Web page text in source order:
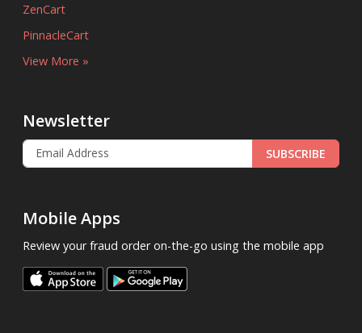
ZenCart
PinnacleCart
View More »
Newsletter
SUBSCRIBE
Mobile Apps
Review your fraud order on-the-go using the mobile app